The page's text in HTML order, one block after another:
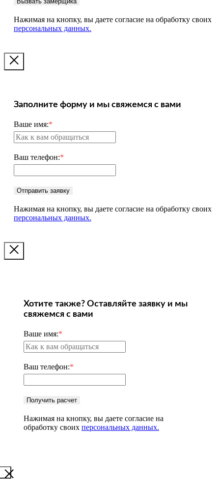
Нажимая на кнопку, вы даете согласие на обработку своих
персональных данных.
Заполните форму и мы свяжемся с вами
Ваше имя:*
Ваш телефон:*
Отправить заявку
Нажимая на кнопку, вы даете согласие на обработку своих
персональных данных.
Хотите также? Оставляйте заявку и мы
свяжемся с вами
Ваше имя:*
Ваш телефон:*
Получить расчет
Нажимая на кнопку, вы даете согласие на
обработку своих персональных данных.